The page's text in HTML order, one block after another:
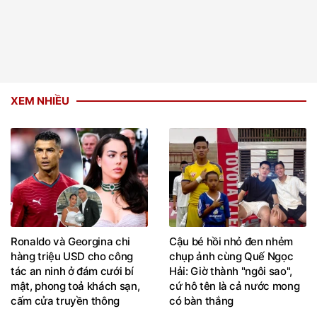
XEM NHIỀU
Ronaldo và Georgina chi
hàng triệu USD cho công
tác an ninh ở đám cưới bí
mật, phong toả khách sạn,
cấm cửa truyền thông
Cậu bé hồi nhỏ đen nhẻm
chụp ảnh cùng Quế Ngọc
Hải: Giờ thành "ngôi sao",
cứ hô tên là cả nước mong
có bàn thắng